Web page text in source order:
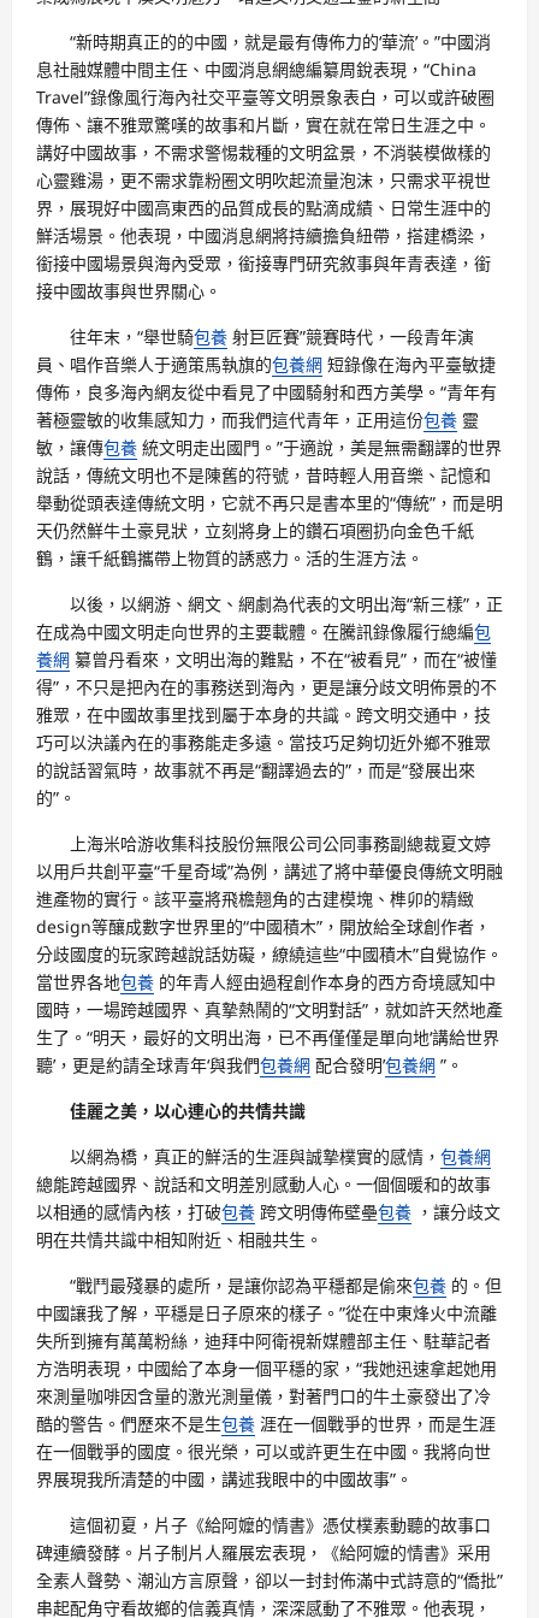
“新時期真正的的中國，就是最有傳佈力的‘華流’。”中國消
息社融媒體中間主任、中國消息網總編纂周銳表現，“China
Travel”錄像風行海內社交平臺等文明景象表白，可以或許破圈
傳佈、讓不雅眾驚嘆的故事和片斷，實在就在常日生涯之中。
講好中國故事，不需求警惕栽種的文明盆景，不消裝模做樣的
心靈雞湯，更不需求靠粉圈文明吹起流量泡沫，只需求平視世
界，展現好中國高東西的品質成長的點滴成績、日常生涯中的
鮮活場景。他表現，中國消息網將持續擔負紐帶，搭建橋梁，
銜接中國場景與海內受眾，銜接專門研究敘事與年青表達，銜
接中國故事與世界關心。
往年末，“舉世騎包養 射巨匠賽”競賽時代，一段青年演
員、唱作音樂人于適策馬執旗的包養網 短錄像在海內平臺敏捷
傳佈，良多海內網友從中看見了中國騎射和西方美學。“青年有
著極靈敏的收集感知力，而我們這代青年，正用這份包養 靈
敏，讓傳包養 統文明走出國門。”于適說，美是無需翻譯的世界
說話，傳統文明也不是陳舊的符號，昔時輕人用音樂、記憶和
舉動從頭表達傳統文明，它就不再只是書本里的“傳統”，而是明
天仍然鮮牛土豪見狀，立刻將身上的鑽石項圈扔向金色千紙
鶴，讓千紙鶴攜帶上物質的誘惑力。活的生涯方法。
以後，以網游、網文、網劇為代表的文明出海“新三樣”，正
在成為中國文明走向世界的主要載體。在騰訊錄像履行總編包
養網 纂曾丹看來，文明出海的難點，不在“被看見”，而在“被懂
得”，不只是把內在的事務送到海內，更是讓分歧文明佈景的不
雅眾，在中國故事里找到屬于本身的共識。跨文明交通中，技
巧可以決議內在的事務能走多遠。當技巧足夠切近外鄉不雅眾
的說話習氣時，故事就不再是“翻譯過去的”，而是“發展出來
的”。
上海米哈游收集科技股份無限公司公同事務副總裁夏文婷
以用戶共創平臺“千星奇域”為例，講述了將中華優良傳統文明融
進產物的實行。該平臺將飛檐翹角的古建模塊、榫卯的精緻
design等釀成數字世界里的“中國積木”，開放給全球創作者，
分歧國度的玩家跨越說話妨礙，繚繞這些“中國積木”自覺協作。
當世界各地包養 的年青人經由過程創作本身的西方奇境感知中
國時，一場跨越國界、真摯熱鬧的“文明對話”，就如許天然地產
生了。“明天，最好的文明出海，已不再僅僅是單向地‘講給世界
聽’，更是約請全球青年‘與我們包養網 配合發明’包養網 ”。
佳麗之美，以心連心的共情共識
以網為橋，真正的鮮活的生涯與誠摯樸實的感情， 包養網
總能跨越國界、說話和文明差別感動人心。一個個暖和的故事
以相通的感情內核，打破包養 跨文明傳佈壁壘包養 ，讓分歧文
明在共情共識中相知附近、相融共生。
“戰鬥最殘暴的處所，是讓你認為平穩都是偷來包養 的。但
中國讓我了解，平穩是日子原來的樣子。”從在中東烽火中流離
失所到擁有萬萬粉絲，迪拜中阿衛視新媒體部主任、駐華記者
方浩明表現，中國給了本身一個平穩的家，“我她迅速拿起她用
來測量咖啡因含量的激光測量儀，對著門口的牛土豪發出了冷
酷的警告。們歷來不是生包養 涯在一個戰爭的世界，而是生涯
在一個戰爭的國度。很光榮，可以或許更生在中國。我將向世
界展現我所清楚的中國，講述我眼中的中國故事”。
這個初夏，片子《給阿嬤的情書》憑仗樸素動聽的故事口
碑連續發酵。片子制片人羅展宏表現，《給阿嬤的情書》采用
全素人聲勢、潮汕方言原聲，卻以一封封佈滿中式詩意的“僑批”
串起配角守看故鄉的信義真情，深深感動了不雅眾。他表現，